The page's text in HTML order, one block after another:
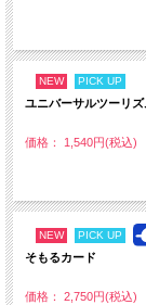
NEW PICK UP
ユニバーサルツーリ
価格： 1,540円(税込)
NEW PICK UP
そもるカード
価格： 2,750円(税込)